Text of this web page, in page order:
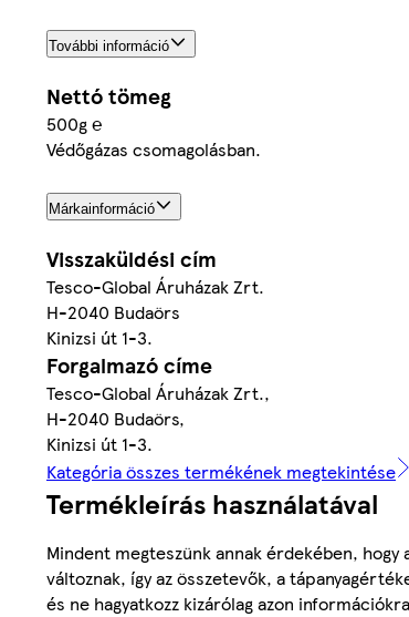
További információ
Nettó tömeg
500g ℮
Védőgázas csomagolásban.
Márkainformáció
Visszaküldési cím
Tesco-Global Áruházak Zrt.
H-2040 Budaörs
Kinizsi út 1-3.
Forgalmazó címe
Tesco-Global Áruházak Zrt.,
H-2040 Budaörs,
Kinizsi út 1-3.
Kategória összes termékének megtekintése
Termékleírás használatával
Mindent megteszünk annak érdekében,
változnak, így az összetevők, a
és ne hagyatkozz kizárólag azon